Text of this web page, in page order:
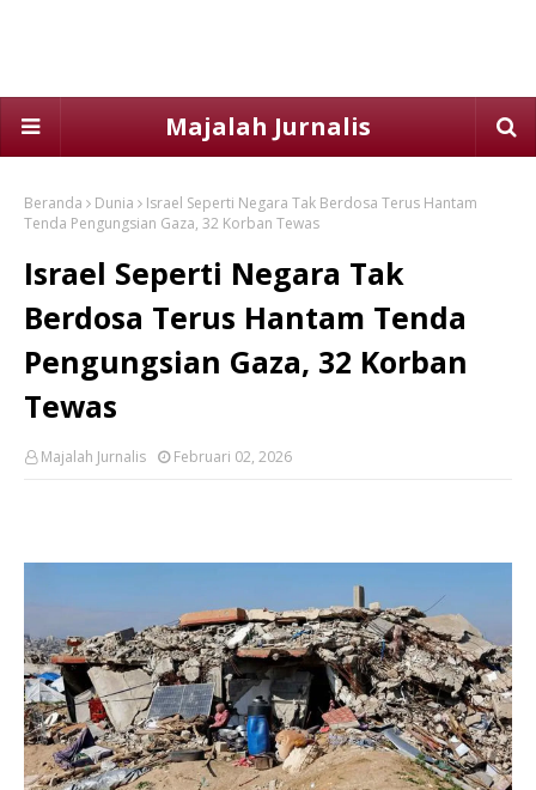
Majalah Jurnalis
Beranda Dunia
Israel Seperti Negara Tak Berdosa Terus Hantam
Tenda Pengungsian Gaza, 32 Korban Tewas
Israel Seperti Negara Tak
Berdosa Terus Hantam Tenda
Pengungsian Gaza, 32 Korban
Tewas
Majalah Jurnalis Februari 02, 2026